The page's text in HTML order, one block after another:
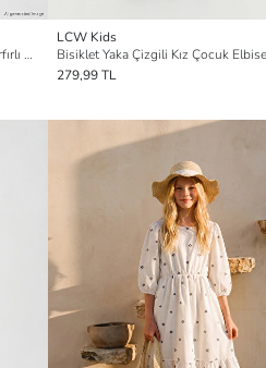
Stitch ve Angela Baskılı Kız Çocuk Fırfırlı Elibse
LCW Kids
Bisiklet Yaka Çizgili Kız Çocuk Elbise
279,99 TL